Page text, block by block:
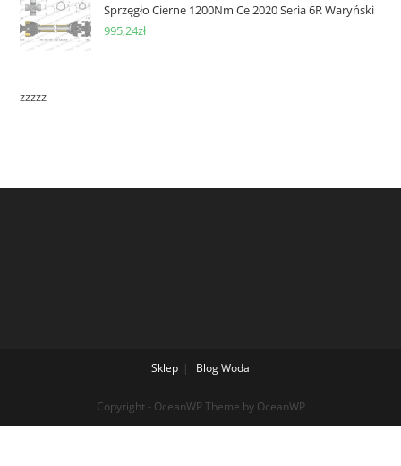
Sprzęgło Cierne 1200Nm Ce 2020 Seria 6R Waryński
995,24zł
zzzzz
Sklep BlogWoda
Copyright - OceanWP Theme by OceanWP